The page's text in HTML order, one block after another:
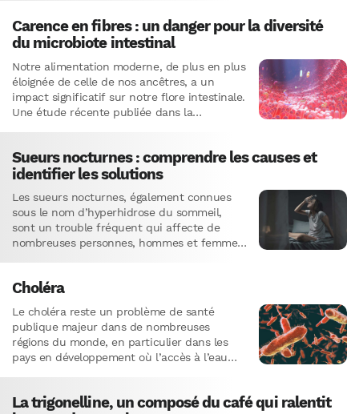
Carence en fibres : un danger pour la diversité
du microbiote intestinal
Notre alimentation moderne, de plus en plus
éloignée de celle de nos ancêtres, a un
impact significatif sur notre flore intestinale.
Une étude récente publiée dans la
Sueurs nocturnes : comprendre les causes et
identifier les solutions
Les sueurs nocturnes, également connues
sous le nom d’hyperhidrose du sommeil,
sont un trouble fréquent qui affecte de
nombreuses personnes, hommes et femmes
souvent banalisé, alors…
Choléra
Le choléra reste un problème de santé
publique majeur dans de nombreuses
régions du monde, en particulier dans les
pays en développement où l’accès à l’eau
La trigonelline, un composé du café qui ralentit